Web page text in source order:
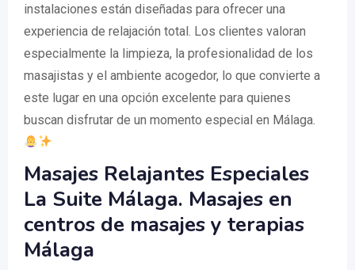
instalaciones están diseñadas para ofrecer una
experiencia de relajación total. Los clientes valoran
especialmente la limpieza, la profesionalidad de los
masajistas y el ambiente acogedor, lo que convierte a
este lugar en una opción excelente para quienes
buscan disfrutar de un momento especial en Málaga.
Masajes Relajantes Especiales
La Suite Málaga. Masajes en
centros de masajes y terapias
Málaga